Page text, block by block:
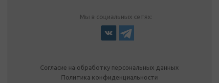
Мы в социальных сетях:
Согласие на обработку персональных данных
Политика конфиденциальности